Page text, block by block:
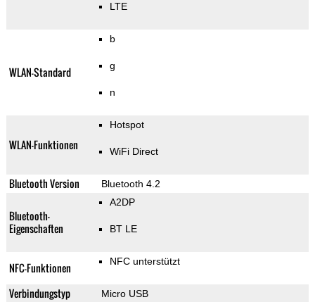
LTE
WLAN-Standard
b
g
n
WLAN-Funktionen
Hotspot
WiFi Direct
Bluetooth Version Bluetooth 4.2
Bluetooth-
Eigenschaften
A2DP
BT LE
NFC-Funktionen NFC unterstützt
Verbindungstyp Micro USB